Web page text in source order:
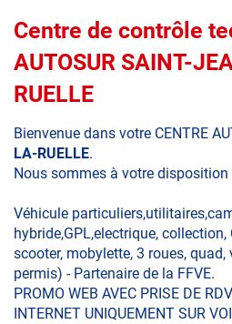
Centre de contrôle
AUTOSUR SAINT-
RUELLE
Bienvenue dans votre CENTRE
LA-RUELLE.
Nous sommes à votre
Véhicule
hybride,GPL,electrique,
scooter, mobylette, 3 roues,
permis) - Partenaire de la FFVE.
PROMO WEB AVEC PRISE DE
INTERNET UNIQUEMENT SUR